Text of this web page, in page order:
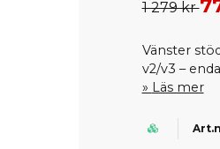
1 279 kr
Vänster
v2/v3 –
Läs mer